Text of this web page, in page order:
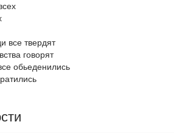
все твердят
говорят
обьеденились